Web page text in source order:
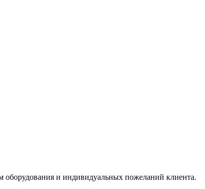
оборудования и индивидуальных пожеланий клиента.